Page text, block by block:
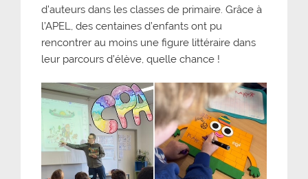
d’auteurs dans les classes de primaire. Grâce à
l’APEL, des centaines d’enfants ont pu
rencontrer au moins une figure littéraire dans
leur parcours d’élève, quelle chance !